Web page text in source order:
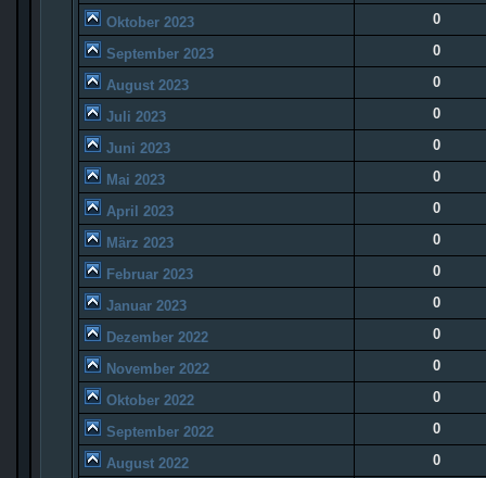
Oktober 2023 0
September 2023 0
August 2023 0
Juli 2023 0
Juni 2023 0
Mai 2023 0
April 2023 0
März 2023 0
Februar 2023 0
Januar 2023 0
Dezember 2022 0
November 2022 0
Oktober 2022 0
September 2022 0
August 2022 0